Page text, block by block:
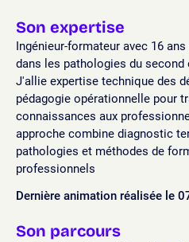
recherche
Son expertise
Ingénieur-formateur avec 16
dans les pathologies du
J'allie expertise technique des
pédagogie opérationnelle pour
connaissances aux
approche combine diagnostic
pathologies et méthodes de
professionnels
Dernière animation réalisée le
Son parcours